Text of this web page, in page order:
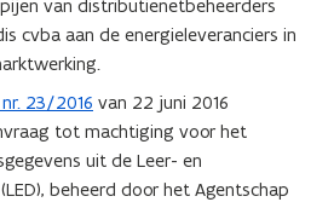
van distributienetbeheerders
cvba aan de energieleveranciers in
23/2016 van 22 juni 2016
tot machtiging voor het
uit de Leer- en
beheerd door het Agentschap